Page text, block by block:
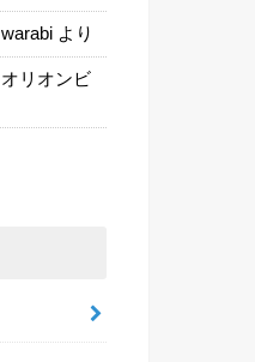
warabi より
オリオンビ